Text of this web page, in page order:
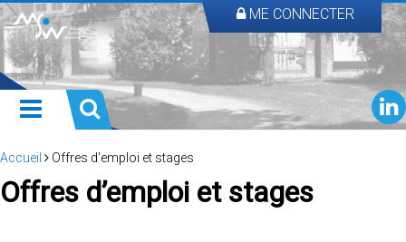
ME CONNECTER
Accueil Offres d'emploi et stages
Offres d’emploi et stages